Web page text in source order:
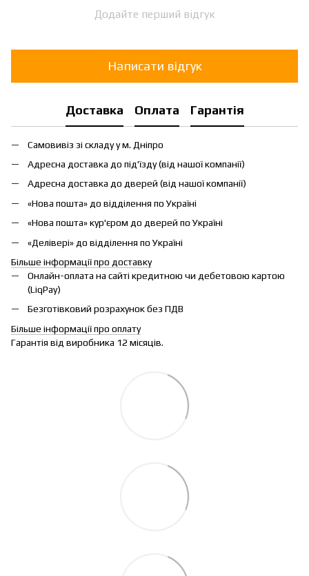
Додайте перший відгук
Написати відгук
Доставка Оплата Гарантія
Самовивіз зі складу у м. Дніпро
Адресна доставка до під'їзду (від нашої компанії)
Адресна доставка до дверей (від нашої компанії)
«Нова пошта» до відділення по Україні
«Нова пошта» кур'єром до дверей по Україні
«Делівері» до відділення по Україні
Більше інформації про доставку
Онлайн-оплата на сайті кредитною чи дебетовою картою
(LiqPay)
Безготівковий розрахунок без ПДВ
Більше інформації про оплату
Гарантія від виробника 12 місяців.